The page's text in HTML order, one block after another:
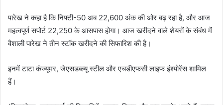
पारेख ने कहा है कि निफ्टी-50 अब 22,600 अंक की ओर बढ़ रहा है, और आज
महत्वपूर्ण सपोर्ट 22,250 के आसपास होगा। आज खरीदने वाले शेयरों के संबंध में
वैशाली पारेख ने तीन स्टॉक खरीदने की सिफारिश की है।
इनमें टाटा कंज्यूमर, जेएसडब्ल्यू स्टील और एचडीएफसी लाइफ इंश्योरेंस शामिल
हैं।